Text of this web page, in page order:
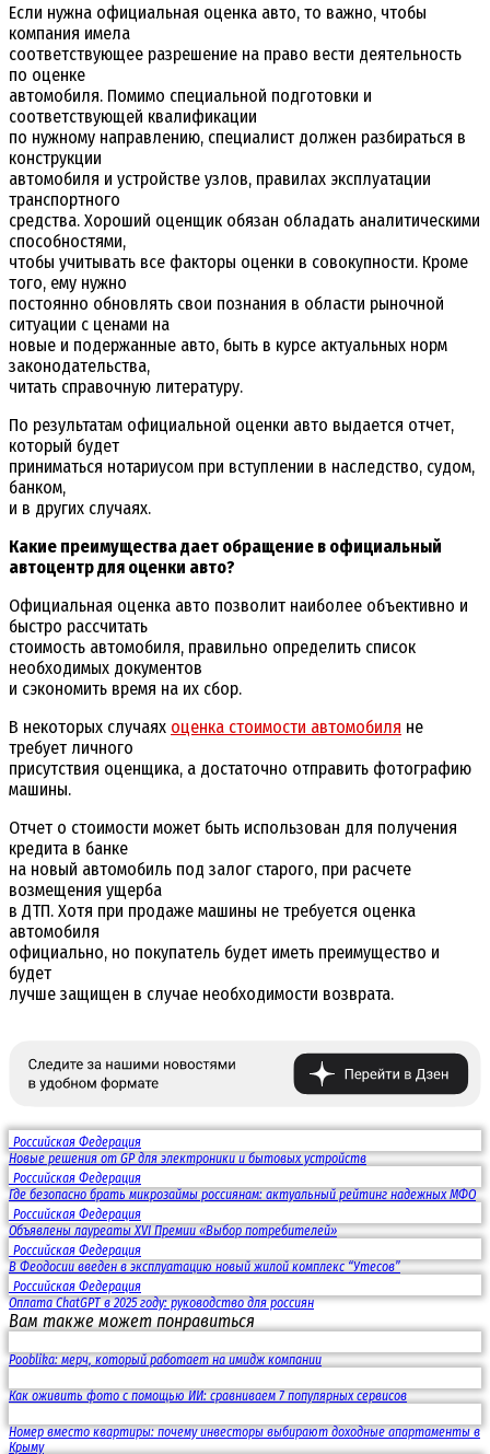
Если нужна официальная оценка авто, то важно, чтобы
компания имела
соответствующее разрешение на право вести деятельность
по оценке
автомобиля. Помимо специальной подготовки и
соответствующей квалификации
по нужному направлению, специалист должен разбираться в
конструкции
автомобиля и устройстве узлов, правилах эксплуатации
транспортного
средства. Хороший оценщик обязан обладать аналитическими
способностями,
чтобы учитывать все факторы оценки в совокупности. Кроме
того, ему нужно
постоянно обновлять свои познания в области рыночной
ситуации с ценами на
новые и подержанные авто, быть в курсе актуальных норм
законодательства,
читать справочную литературу.
По результатам официальной оценки авто выдается отчет,
который будет
приниматься нотариусом при вступлении в наследство, судом,
банком,
и в других случаях.
Какие преимущества дает обращение в официальный
автоцентр для оценки авто?
Официальная оценка авто позволит наиболее объективно и
быстро рассчитать
стоимость автомобиля, правильно определить список
необходимых документов
и сэкономить время на их сбор.
В некоторых случаях оценка стоимости автомобиля не
требует личного
присутствия оценщика, а достаточно отправить фотографию
машины.
Отчет о стоимости может быть использован для получения
кредита в банке
на новый автомобиль под залог старого, при расчете
возмещения ущерба
в ДТП. Хотя при продаже машины не требуется оценка
автомобиля
официально, но покупатель будет иметь преимущество и
будет
лучше защищен в случае необходимости возврата.
Российская Федерация
Новые решения от GP для электроники и бытовых устройств
Российская Федерация
Где безопасно брать микрозаймы россиянам: актуальный рейтинг надежных МФО
Российская Федерация
Объявлены лауреаты XVI Премии «Выбор потребителей»
Российская Федерация
В Феодосии введен в эксплуатацию новый жилой комплекс “Утесов”
Российская Федерация
Оплата ChatGPT в 2025 году: руководство для россиян
Вам также может понравиться
Pooblika: мерч, который работает на имидж компании
Как оживить фото с помощью ИИ: сравниваем 7 популярных сервисов
Номер вместо квартиры: почему инвесторы выбирают доходные апартаменты в
Крыму